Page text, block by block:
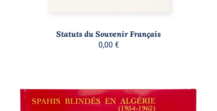
Statuts du Souvenir Français
0,00 €